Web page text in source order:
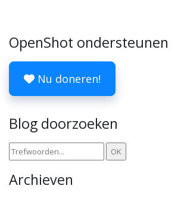
OpenShot ondersteunen
Nu doneren!
Blog doorzoeken
Archieven